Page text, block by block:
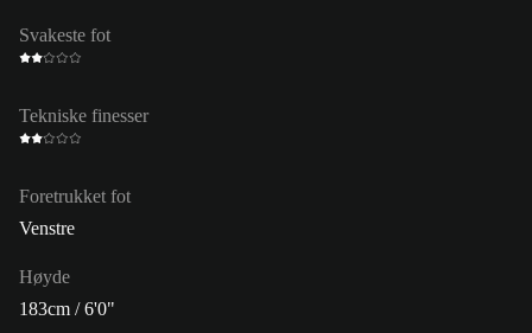
Svakeste fot
Tekniske finesser
Foretrukket fot
Venstre
Høyde
183cm / 6'0"